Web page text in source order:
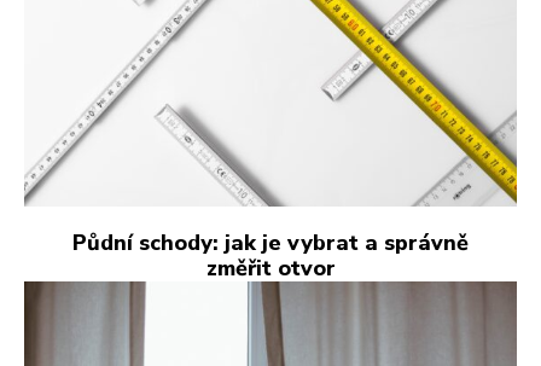
Půdní schody: jak je vybrat a správně
změřit otvor